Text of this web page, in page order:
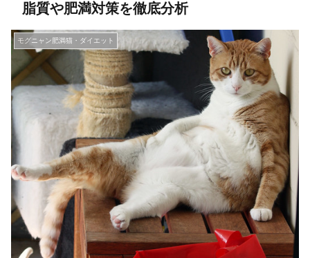
脂質や肥満対策を徹底分析
モグニャン肥満猫・ダイエット